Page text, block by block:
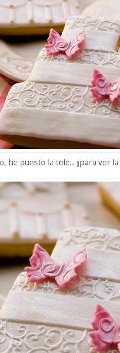
puesto la tele... ¡¡para ver la